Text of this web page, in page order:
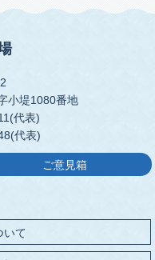
小堤1080番地
代表)
代表)
ご意見箱
いて